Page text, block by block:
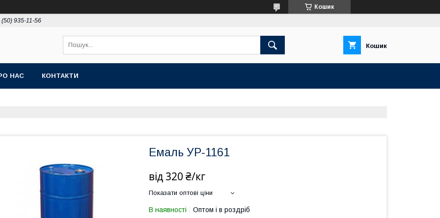
Кошик
(50) 935-11-56
Кошик
НАС КОНТАКТИ
Емаль УР-1161
від 320 ₴/кг
Показати оптові ціни
В наявності Оптом і в роздріб